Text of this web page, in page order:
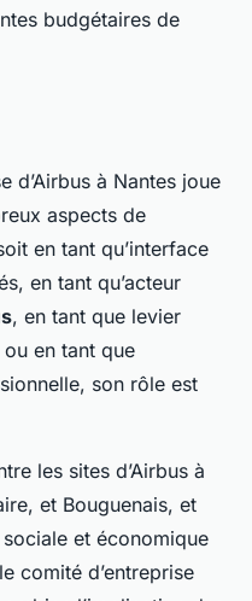
budgétaires de
d’Airbus à Nantes joue
aspects de
en tant qu’interface
en tant qu’acteur
, en tant que levier
ou en tant que
son rôle est
les sites d’Airbus à
et Bouguenais, et
et économique
comité d’entreprise